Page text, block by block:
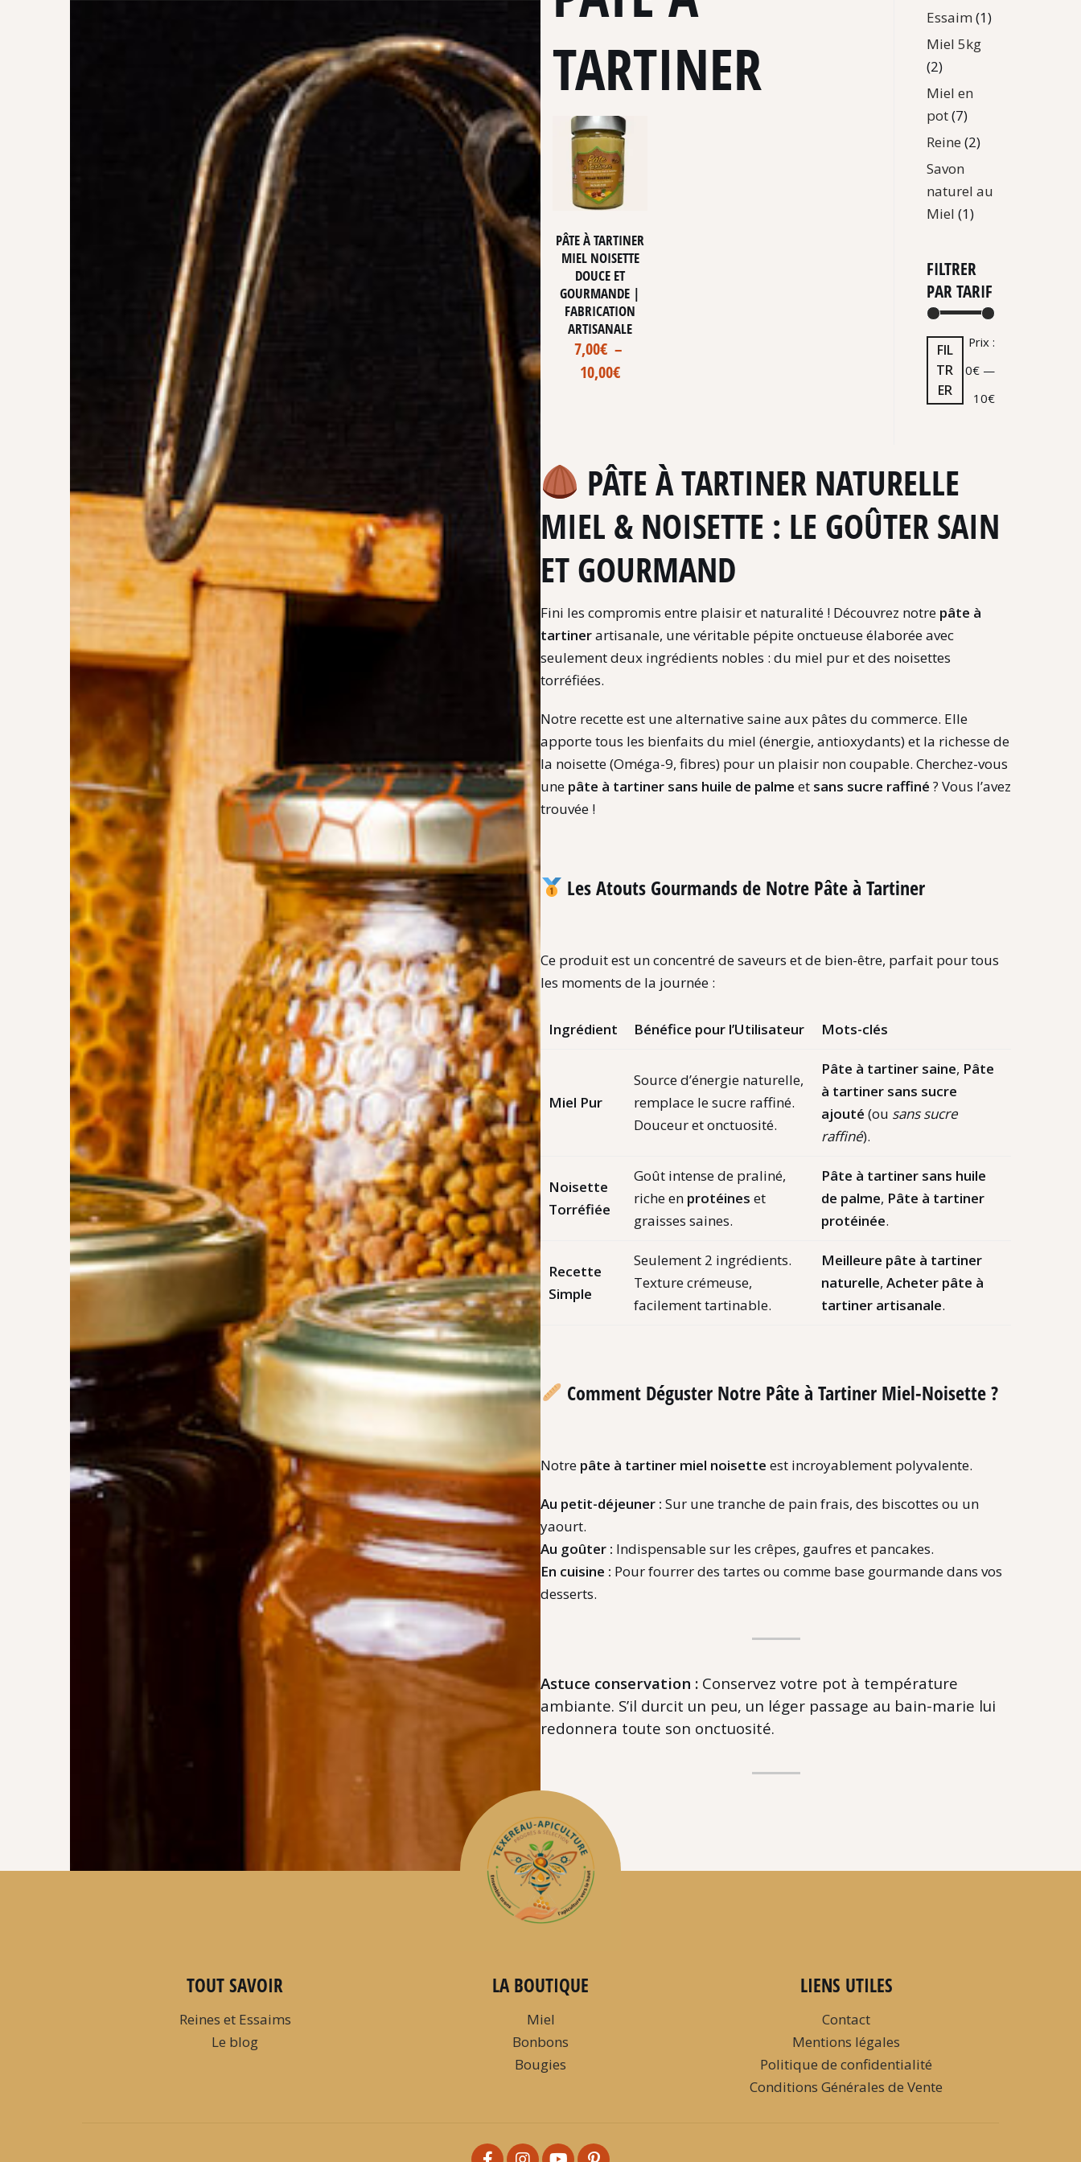
TARTINER
PÂTE À TARTINER
MIEL NOISETTE
DOUCE ET
GOURMANDE |
FABRICATION
ARTISANALE
7,00€ –
10,00€
Essaim(1)
Miel 5kg
(2)
Miel en
pot(7)
Reine (2)
Savon
naturel au
Miel (1)
FILTRER
PAR TARIF
FIL
TR
ER
Prix :
0€ —
10€
PÂTE À TARTINER NATURELLE
MIEL & NOISETTE : LE GOÛTER SAIN
ET GOURMAND
Fini les compromis entre plaisir et naturalité ! Découvrez notre pâte à
tartinerartisanale, une véritable pépite onctueuse élaborée avec
seulement deux ingrédients nobles : du miel pur et des noisettes
torréfiées.
Notre recette est une alternative saine aux pâtes du commerce. Elle
apporte tous les bienfaits du miel (énergie, antioxydants) et la richesse de
la noisette (Oméga-9, fibres) pour un plaisir non coupable. Cherchez-vous
une pâte à tartiner sans huile de palme et sans sucre raffiné ? Vous l’avez
trouvée !
Les Atouts Gourmands de Notre Pâte à Tartiner
Ce produit est un concentré de saveurs et de bien-être, parfait pour tous
les moments de la journée :
Ingrédient Bénéfice pour l’Utilisateur Mots-clés
Miel Pur
Source d’énergie naturelle,
remplace le sucre raffiné.
Douceur et onctuosité.
Pâte à tartiner saine, Pâte
à tartiner sans sucre
ajouté (ou sans sucre
raffiné).
Noisette
Torréfiée
Goût intense de praliné,
riche en protéines et
graisses saines.
Pâte à tartiner sans huile
de palme, Pâte à tartiner
protéinée.
Recette
Simple
Seulement 2 ingrédients.
Texture crémeuse,
facilement tartinable.
Meilleure pâte à tartiner
naturelle, Acheter pâte à
tartiner artisanale.
Comment Déguster Notre Pâte à Tartiner Miel-Noisette ?
Notre pâte à tartiner miel noisette est incroyablement polyvalente.
Au petit-déjeuner : Sur une tranche de pain frais, des biscottes ou un
yaourt.
Au goûter : Indispensable sur les crêpes, gaufres et pancakes.
En cuisine : Pour fourrer des tartes ou comme base gourmande dans vos
desserts.
Astuce conservation : Conservez votre pot à température
ambiante. S’il durcit un peu, un léger passage au bain-marie lui
redonnera toute son onctuosité.
TOUT SAVOIR
Reines et Essaims
Le blog
LA BOUTIQUE
Miel
Bonbons
Bougies
LIENS UTILES
Contact
Mentions légales
Politique de confidentialité
Conditions Générales de Vente